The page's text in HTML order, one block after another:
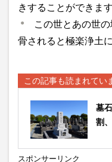
きすることができます
この世とあの世
骨されると極楽浄土
この記事も読まれてい
墓
割
スポンサーリンク